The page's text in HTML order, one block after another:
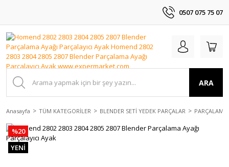
0507 075 75 07
ARA
Anasayfa TÜM KATEGORİLER BLENDER SETİ YEDEK PARÇALAR
%20
YENİ